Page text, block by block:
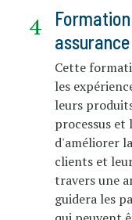
assurance
Cette
les
leurs
processus
d'améliorer
clients et
travers une
guidera les